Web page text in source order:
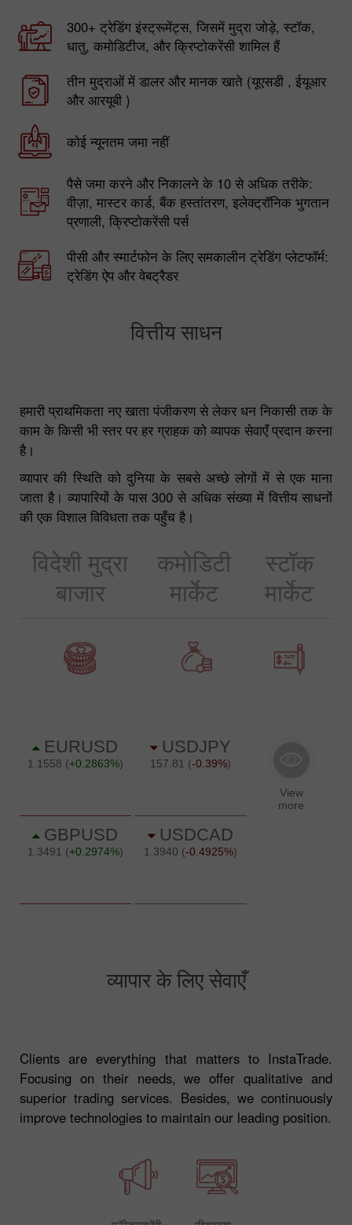
300+ ट्रेडिंग इंस्ट्रूमेंट्स, जिसमें मुद्रा जोड़े, स्टॉक,
धातु, कमोडिटीज, और क्रिप्टोकरेंसी शामिल हैं
तीन मुद्राओं में डालर और मानक खाते (यूएसडी , ईयूआर
और आरयूबी )
कोई न्यूनतम जमा नहीं
पैसे जमा करने और निकालने के 10 से अधिक तरीके:
वीज़ा, मास्टर कार्ड, बैंक हस्तांतरण, इलेक्ट्रॉनिक भुगतान
प्रणाली, क्रिप्टोकरेंसी पर्स
पीसी और स्मार्टफोन के लिए समकालीन ट्रेडिंग प्लेटफॉर्म:
हमारी प्राथमिकता नए खाता पंजीकरण से लेकर धन निकासी तक के
है।
व्यापार की स्थिति को दुनिया के सबसे अच्छे लोगों में से एक माना
जाता है। व्यापारियों के पास 300 से अधिक संख्या में वित्तीय साधनों
की एक विशाल विविधता तक पहुँच है।
विदेशी मुद्रा
कमोडिटी
स्टॉक
Clients are everything that matters to InstaTrade.
Focusing on their needs, we offer qualitative and
superior trading services. Besides, we continuously